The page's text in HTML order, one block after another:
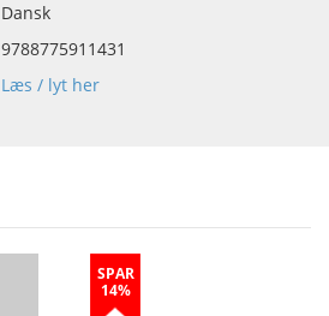
Dansk
9788775911431
Læs / lyt her
SPAR
14%